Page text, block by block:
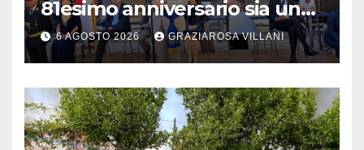
81esimo anniversario sia un
monito per tutti”
6 AGOSTO 2026 GRAZIAROSA VILLANI